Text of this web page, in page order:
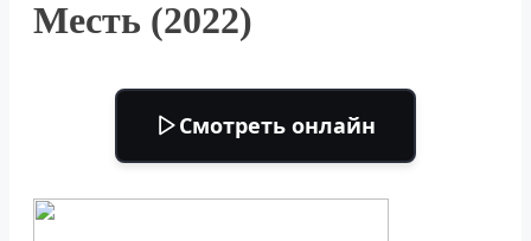
Месть (2022)
Смотреть онлайн